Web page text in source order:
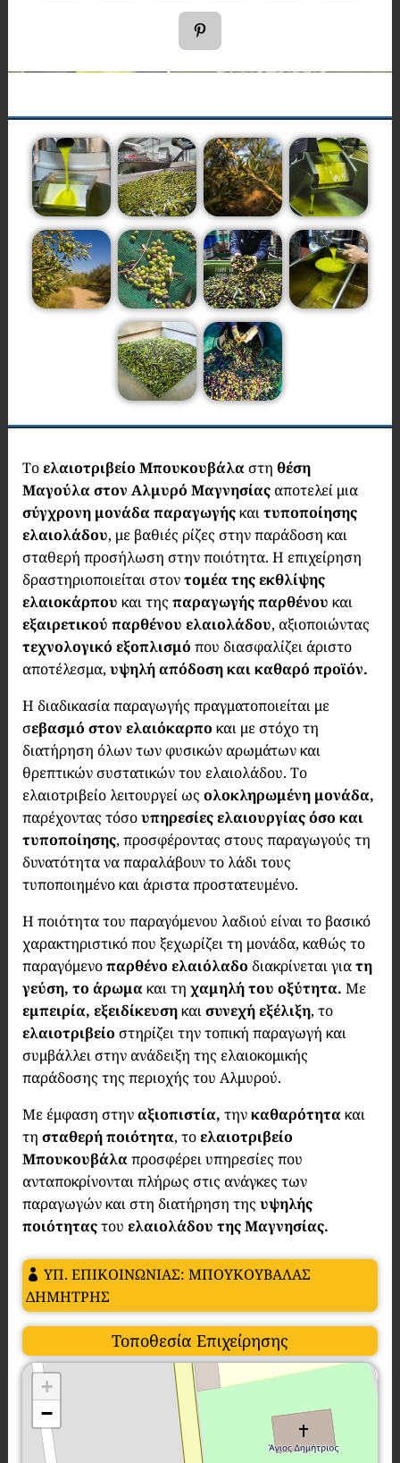
Τοελαιοτριβείο Μπουκουβάλαστη θέση
Μαγούλα στον Αλμυρό Μαγνησίαςαποτελεί μια
σύγχρονη μονάδα παραγωγήςκαιτυποποίησης
ελαιολάδου, με βαθιές ρίζες στην παράδοση και
σταθερή προσήλωση στην ποιότητα. Η επιχείρηση
δραστηριοποιείται στοντομέα της εκθλίψης
ελαιοκάρπου και της παραγωγής παρθένου και
εξαιρετικού παρθένου ελαιολάδου, αξιοποιώντας
τεχνολογικό εξοπλισμό που διασφαλίζει άριστο
αποτέλεσμα, υψηλή απόδοση και καθαρό προϊόν.
Η διαδικασία παραγωγής πραγματοποιείται με
σεβασμό στον ελαιόκαρπο και με στόχο τη
διατήρηση όλων των φυσικών αρωμάτων και
θρεπτικών συστατικών του ελαιολάδου. Το
ελαιοτριβείο λειτουργεί ως ολοκληρωμένη μονάδα,
παρέχοντας τόσουπηρεσίες ελαιουργίας όσο και
τυποποίησης, προσφέροντας στους παραγωγούς τη
δυνατότητα να παραλάβουν το λάδι τους
τυποποιημένο και άριστα προστατευμένο.
Η ποιότητα του παραγόμενου λαδιού είναι το βασικό
χαρακτηριστικό που ξεχωρίζει τη μονάδα, καθώς το
παραγόμενοπαρθένο ελαιόλαδο διακρίνεται γιατη
γεύση, το άρωμακαι τη χαμηλή του οξύτητα. Με
εμπειρία, εξειδίκευσηκαισυνεχή εξέλιξη, το
ελαιοτριβείο στηρίζει την τοπική παραγωγή και
συμβάλλει στην ανάδειξη της ελαιοκομικής
παράδοσης της περιοχής του Αλμυρού.
Με έμφαση στηναξιοπιστία, τηνκαθαρότητακαι
τη σταθερή ποιότητα, τοελαιοτριβείο
Μπουκουβάλαπροσφέρει υπηρεσίες που
ανταποκρίνονται πλήρως στις ανάγκες των
παραγωγών και στη διατήρηση της υψηλής
ποιότηταςτου ελαιολάδου της Μαγνησίας.
ΥΠ. ΕΠΙΚΟΙΝΩΝΙΑΣ: ΜΠΟΥΚΟΥΒΑΛΑΣ
ΔΗΜΗΤΡΗΣ
Τοποθεσία Επιχείρησης
+
−